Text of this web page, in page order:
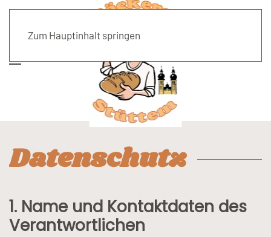
Zum Hauptinhalt springen
Datenschutz
1. Name und Kontaktdaten des
Verantwortlichen